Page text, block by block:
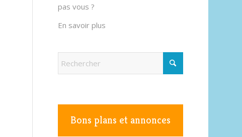
pas vous ?
En savoir plus
Bons plans et annonces